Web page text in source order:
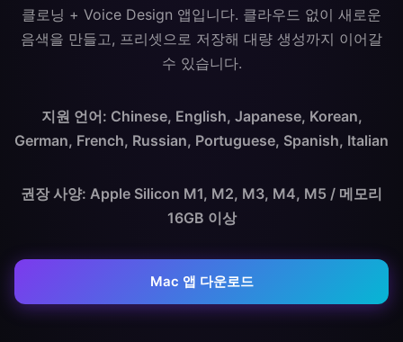
클로닝 + Voice Design 앱입니다. 클라우드 없이 새로운
음색을 만들고, 프리셋으로 저장해 대량 생성까지 이어갈
수 있습니다.
지원 언어: Chinese, English, Japanese, Korean,
German, French, Russian, Portuguese, Spanish, Italian
권장 사양: Apple Silicon M1, M2, M3, M4, M5 / 메모리
16GB 이상
Mac 앱 다운로드